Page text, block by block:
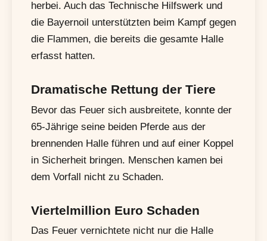
herbei. Auch das Technische Hilfswerk und
die Bayernoil unterstützten beim Kampf gegen
die Flammen, die bereits die gesamte Halle
erfasst hatten.
Dramatische Rettung der Tiere
Bevor das Feuer sich ausbreitete, konnte der
65-Jährige seine beiden Pferde aus der
brennenden Halle führen und auf einer Koppel
in Sicherheit bringen. Menschen kamen bei
dem Vorfall nicht zu Schaden.
Viertelmillion Euro Schaden
Das Feuer vernichtete nicht nur die Halle